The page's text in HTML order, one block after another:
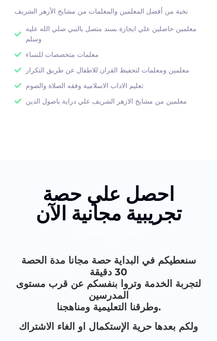
نخبة من أفضل المعلمين والمعلمات من مشايخ الأزهر الشريف
معلمين حاصلين علي ايجازة بسند متصل بالنبي صلي الله عليه
وسلم
معلمات متخصصات للنساء
معلمين ومعلمات لتحفيظ القران للاطفال عن طريق التكرار
تعليم الاداب الاسلامية وفقه الصلاة والصوم
معلمين من مشايخ الازهر الشريف علي دراية باصول الدين
احصل علي حصة
تجريبية مجانية الآن
سنعطيكم في البداية حصة مجانا مدة الحصة
30 دقيقة
لتجربة الخدمة وتروا بنفسكم عن قرب مستوى
المدرسين
وطرقنا التعليمية ومناهجنا.
ولكم بعدها حرية الإستكمال او الغاء الاشتراك